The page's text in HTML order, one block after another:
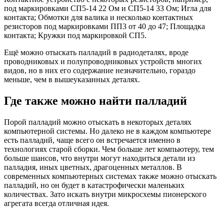
под маркировками СП5-14 22 Ом и СП5-14 33 Ом; Игла для
контакта; Обмотки для валика и несколько контактных
резисторов под маркировками ПП3 от 40 до 47; Площадка
контакта; Кружки под маркировкой СП5.
Ещё можно отыскать палладий в радиодеталях, вроде
проводниковых и полупроводниковых устройств многих
видов, но в них его содержание незначительно, гораздо
меньше, чем в вышеуказанных деталях.
Где также можно найти палладий
Порой палладий можно отыскать в некоторых деталях
компьютерной системы. Но далеко не в каждом компьютере
есть палладий, чаще всего он встречается именно в
технологиях старой сборки. Чем больше лет компьютеру, тем
больше шансов, что внутри могут находиться детали из
палладия, иных цветных, драгоценных металлов. В
современных компьютерных системах также можно отыскать
палладий, но он будет в катастрофически маленьких
количествах. Зато искать внутри микросхемы пионерского
агрегата всегда отличная идея.